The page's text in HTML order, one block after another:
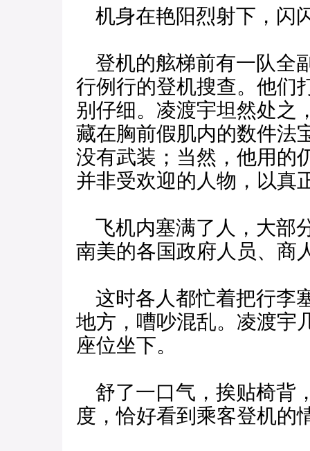
机身在艳阳烈射下，闪
登机的舷梯前有一队全
行例行的登机搜查。他们
别仔细。凌渡宇坦然处之
藏在胸前假肌内的数件法
没有武装；当然，他用的
并非受欢迎的人物，以真
飞机内塞满了人，大部
南美的各国政府人员、商
这时各人都忙着把行李
地方，嘈吵混乱。凌渡宇
座位坐下。
舒了一口气，挨贴椅背
度，恰好看到乘客登机的